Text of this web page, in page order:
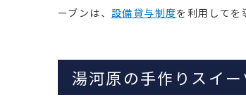
ーブンは、 設備貸与制度を利用してを
湯河原の手作りスイ